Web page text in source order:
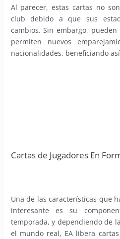
Al parecer, estas cartas no
club debido a que sus
cambios. Sin embargo,
permiten nuevos
nacionalidades, beneficiando
Cartas de Jugadores En
Una de las características que
interesante es su
temporada, y dependiendo de
el mundo real, EA libera